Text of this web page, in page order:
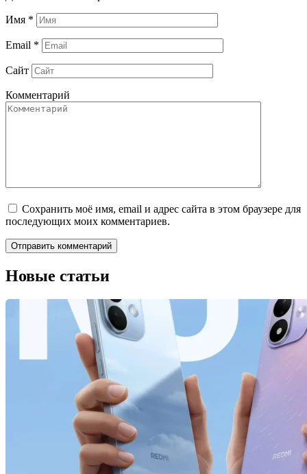
Имя *
Email *
Сайт
Комментарий
Сохранить моё имя, email и адрес сайта в этом браузере для
последующих моих комментариев.
Новые статьи